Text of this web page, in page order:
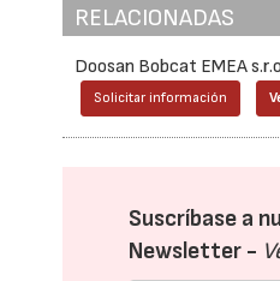
RELACIONADAS
Doosan Bobcat EMEA
Solicitar información
Suscríbase a
Newsletter -